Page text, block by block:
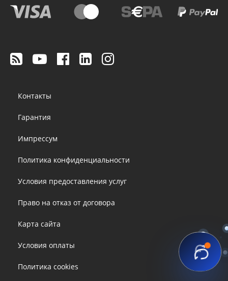
menu
Контакты
Гарантия
Импрессум
Политика конфиденциальности
Условия предоставления услуг
Право на отказ от договора
Карта сайта
Условия оплаты
Политика cookies